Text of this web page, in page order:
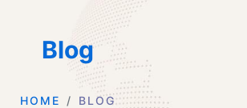
Blog
HOME BLOG